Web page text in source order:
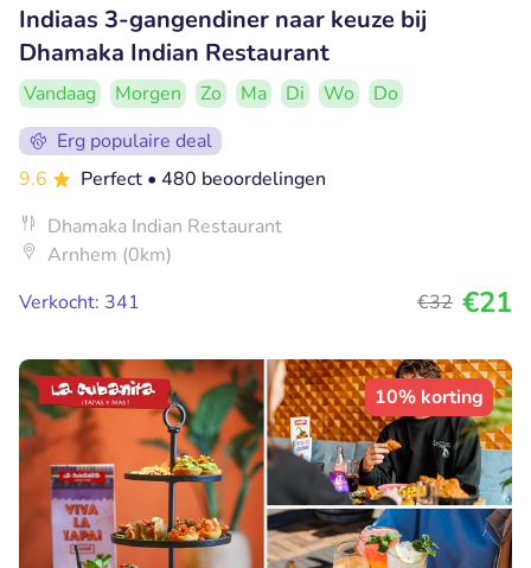
Indiaas 3-gangendiner naar keuze bij
Dhamaka Indian Restaurant
Vandaag Morgen Zo Ma Di Wo
Do
Erg populaire deal
9.6
Perfect • 480 beoordelingen
Dhamaka Indian Restaurant
Arnhem (0km)
Verkocht: 341
€32 €21
10% korting